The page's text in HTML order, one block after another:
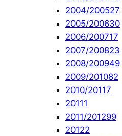
2004/200527
2005/200630
2006/200717
2007/200823
2008/200949
2009/201082
2010/20117
20111
2011/201299
20122